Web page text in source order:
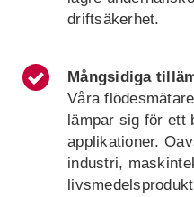
driftsäkerhet.
Mångsidiga
Våra
lämpar sig för ett
applikationer.
industri,